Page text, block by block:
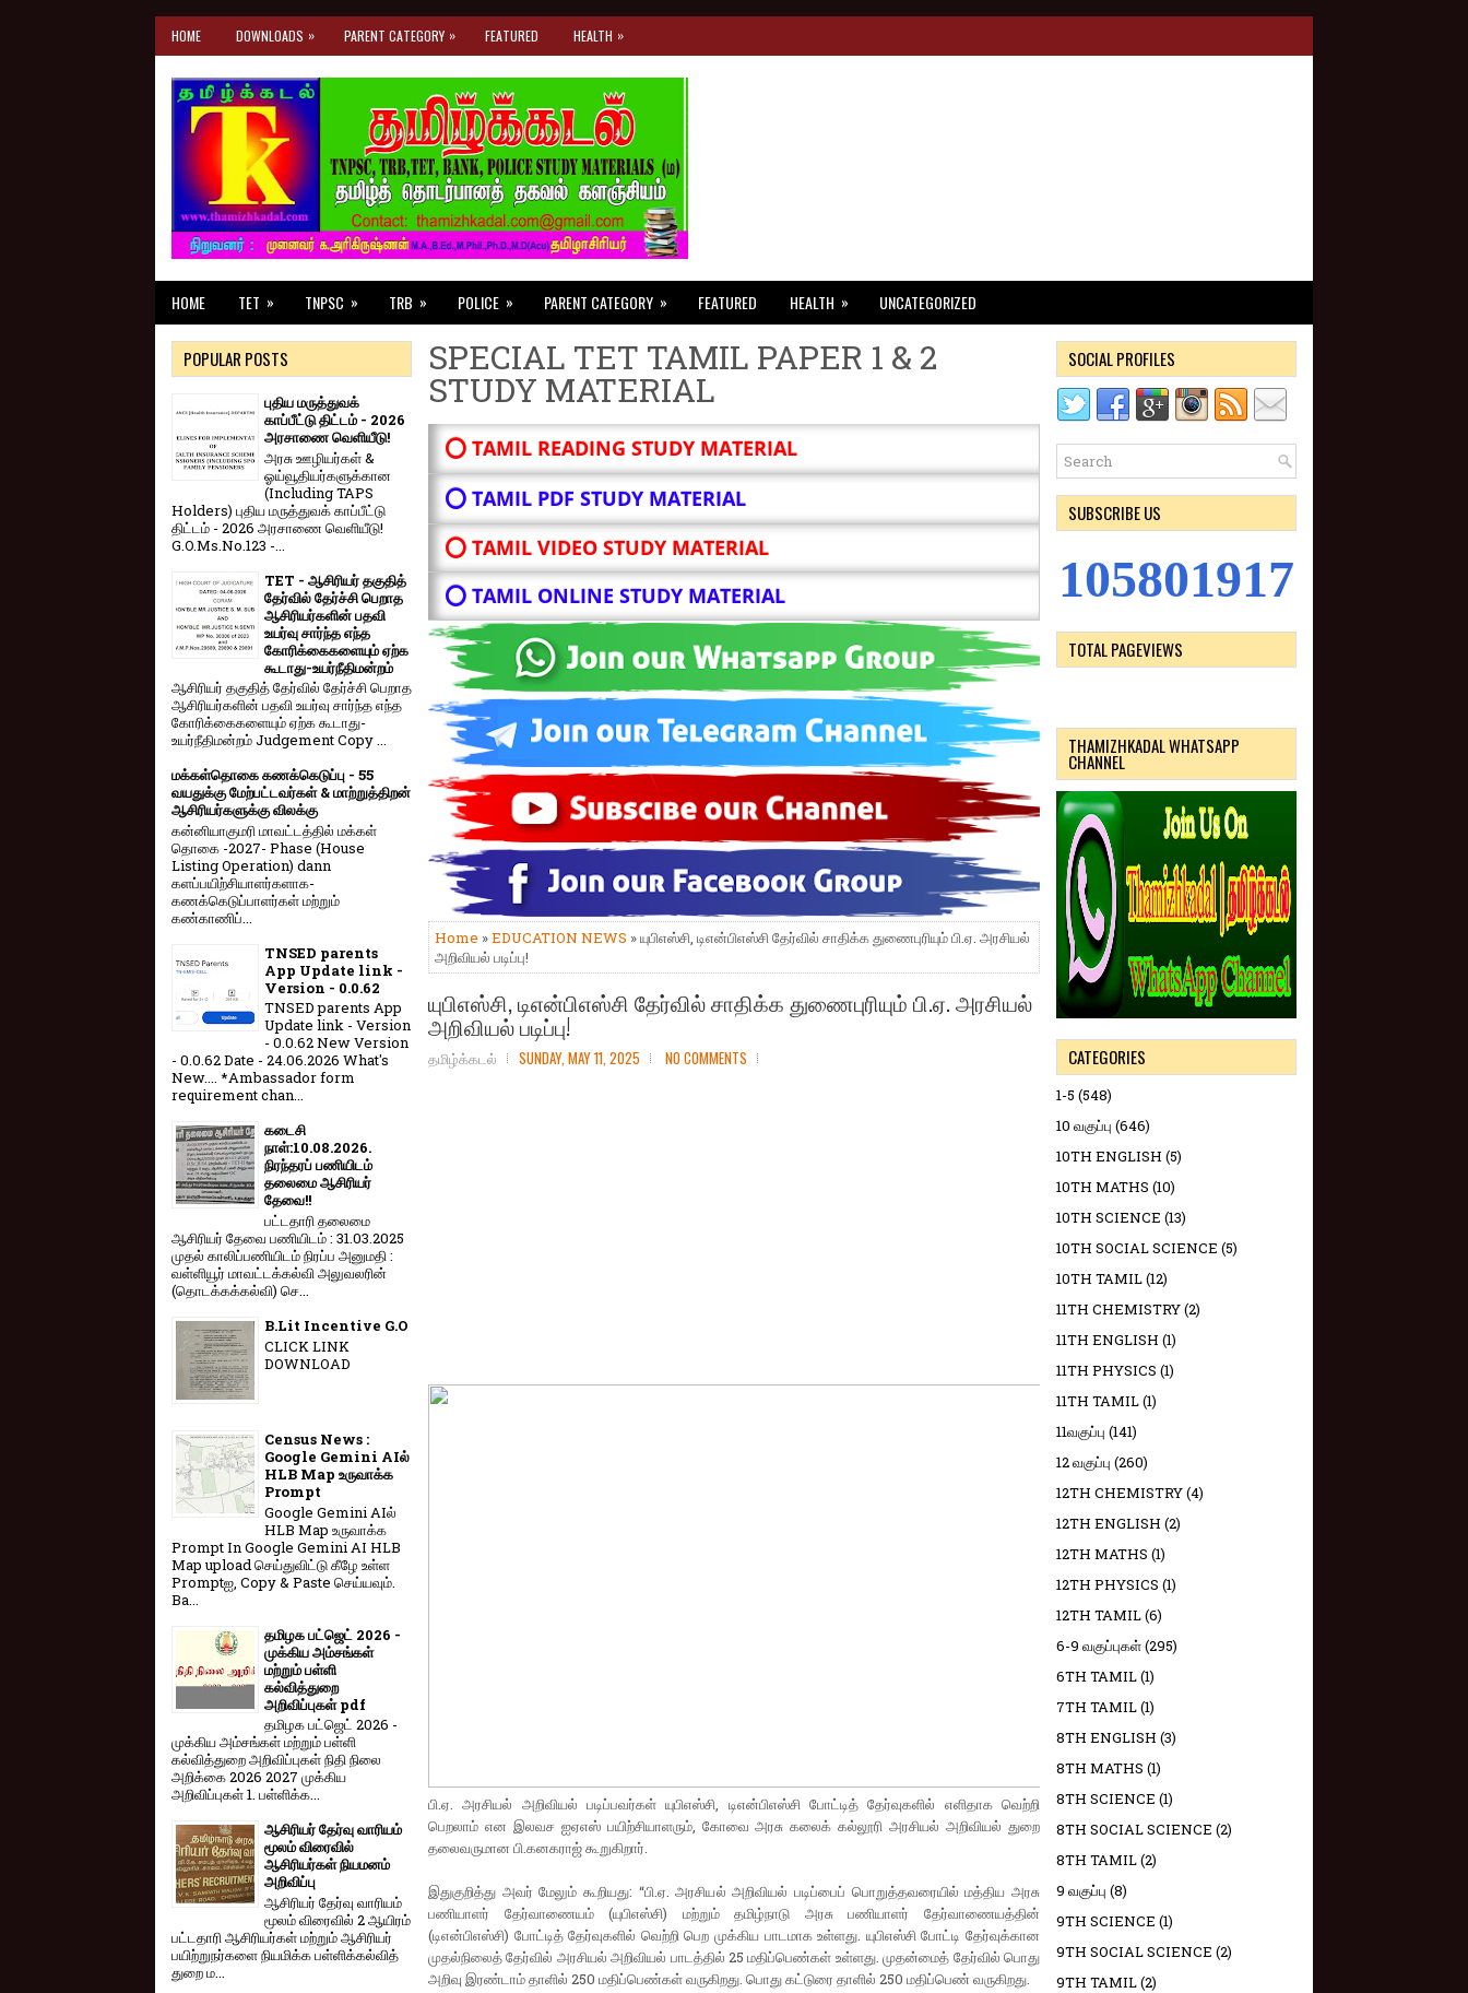
HOME DOWNLOADS » PARENT CATEGORY » FEATURED HEALTH »
HOME TET » TNPSC » TRB » POLICE » PARENT CATEGORY » FEATURED HEALTH » UNCATEGORIZED
SPECIAL TET TAMIL PAPER 1 & 2
STUDY MATERIAL
⭕ TAMIL READING STUDY MATERIAL
⭕ TAMIL PDF STUDY MATERIAL
⭕ TAMIL VIDEO STUDY MATERIAL
⭕ TAMIL ONLINE STUDY MATERIAL
Home »EDUCATION NEWS » யுபிஎஸ்சி, டிஎன்பிஎஸ்சி தேர்வில் சாதிக்க துணைபுரியும் பி.ஏ. அரசியல்
அறிவியல் படிப்பு!
யுபிஎஸ்சி, டிஎன்பிஎஸ்சி தேர்வில் சாதிக்க துணைபுரியும் பி.ஏ. அரசியல்
அறிவியல் படிப்பு!
தமிழ்க்கடல் SUNDAY, MAY 11, 2025 NO COMMENTS
பி.ஏ. அரசியல் அறிவியல் படிப்பவர்கள் யுபிஎஸ்சி, டிஎன்பிஎஸ்சி போட்டித் தேர்வுகளில் எளிதாக வெற்றி
பெறலாம் என இலவச ஐஏஎஸ் பயிற்சியாளரும், கோவை அரசு கலைக் கல்லூரி அரசியல் அறிவியல் துறை
தலைவருமான பி.கனகராஜ் கூறுகிறார்.
இதுகுறித்து அவர் மேலும் கூறியது: “பி.ஏ. அரசியல் அறிவியல் படிப்பைப் பொறுத்தவரையில் மத்திய அரசு
பணியாளர் தேர்வாணையம் (யுபிஎஸ்சி) மற்றும் தமிழ்நாடு அரசு பணியாளர் தேர்வாணையத்தின்
(டிஎன்பிஎஸ்சி) போட்டித் தேர்வுகளில் வெற்றி பெற முக்கிய பாடமாக உள்ளது. யுபிஎஸ்சி போட்டி தேர்வுக்கான
முதல்நிலைத் தேர்வில் அரசியல் அறிவியல் பாடத்தில் 25 மதிப்பெண்கள் உள்ளது. முதன்மைத் தேர்வில் பொது
அறிவு இரண்டாம் தாளில் 250 மதிப்பெண்கள் வருகிறது. பொது கட்டுரை தாளில் 250 மதிப்பெண் வருகிறது.
POPULAR POSTS
புதிய மருத்துவக்
காப்பீட்டு திட்டம் - 2026
அரசாணை வெளியீடு!
அரசு ஊழியர்கள் &
ஓய்வூதியர்களுக்கான
(Including TAPS
Holders) புதிய மருத்துவக் காப்பீட்டு
திட்டம் - 2026 அரசாணை வெளியீடு!
G.O.Ms.No.123 -...
TET - ஆசிரியர் தகுதித்
தேர்வில் தேர்ச்சி பெறாத
ஆசிரியர்களின் பதவி
உயர்வு சார்ந்த எந்த
கோரிக்கைகளையும் ஏற்க
கூடாது-உயர்நீதிமன்றம்
ஆசிரியர் தகுதித் தேர்வில் தேர்ச்சி பெறாத
ஆசிரியர்களின் பதவி உயர்வு சார்ந்த எந்த
கோரிக்கைகளையும் ஏற்க கூடாது-
உயர்நீதிமன்றம் Judgement Copy ...
மக்கள்தொகை கணக்கெடுப்பு - 55
வயதுக்கு மேற்பட்டவர்கள் & மாற்றுத்திறன்
ஆசிரியர்களுக்கு விலக்கு
கன்னியாகுமரி மாவட்டத்தில் மக்கள்
தொகை -2027- Phase (House
Listing Operation) dann
களப்பயிற்சியாளர்களாக-
கணக்கெடுப்பாளர்கள் மற்றும்
கண்காணிப்...
TNSED parents
App Update link -
Version - 0.0.62
TNSED parents App
Update link - Version
- 0.0.62 New Version
- 0.0.62 Date - 24.06.2026 What's
New.... *Ambassador form
requirement chan...
கடைசி
நாள்:10.08.2026.
நிரந்தரப் பணியிடம்
தலைமை ஆசிரியர்
தேவை!!
பட்டதாரி தலைமை
ஆசிரியர் தேவை பணியிடம் : 31.03.2025
முதல் காலிப்பணியிடம் நிரப்ப அனுமதி :
வள்ளியூர் மாவட்டக்கல்வி அலுவலரின்
(தொடக்கக்கல்வி) செ...
B.Lit Incentive G.O
CLICK LINK
DOWNLOAD
Census News :
Google Gemini AIல்
HLB Map உருவாக்க
Prompt
Google Gemini AIல்
HLB Map உருவாக்க
Prompt In Google Gemini AI HLB
Map upload செய்துவிட்டு கீழே உள்ள
Promptஐ, Copy & Paste செய்யவும்.
Ba...
தமிழக பட்ஜெட் 2026 -
முக்கிய அம்சங்கள்
மற்றும் பள்ளி
கல்வித்துறை
அறிவிப்புகள் pdf
தமிழக பட்ஜெட் 2026 -
முக்கிய அம்சங்கள் மற்றும் பள்ளி
கல்வித்துறை அறிவிப்புகள் நிதி நிலை
அறிக்கை 2026 2027 முக்கிய
அறிவிப்புகள் 1. பள்ளிக்க...
ஆசிரியர் தேர்வு வாரியம்
மூலம் விரைவில்
ஆசிரியர்கள் நியமனம்
அறிவிப்பு
ஆசிரியர் தேர்வு வாரி​யம்
மூலம் விரை​வில் 2 ஆயிரம்
பட்​ட​தாரி ஆசிரியர்​கள் மற்​றும் ஆசிரியர்
பயிற்றுநர்​களை நியமிக்க பள்​ளிக்​கல்​வித்​
துறை ம...
SOCIAL PROFILES
SUBSCRIBE US
105801917
TOTAL PAGEVIEWS
THAMIZHKADAL WHATSAPP
CHANNEL
CATEGORIES
1-5 (548)
10 வகுப்பு (646)
10TH ENGLISH (5)
10TH MATHS (10)
10TH SCIENCE (13)
10TH SOCIAL SCIENCE (5)
10TH TAMIL(12)
11TH CHEMISTRY(2)
11TH ENGLISH (1)
11TH PHYSICS (1)
11TH TAMIL(1)
11வகுப்பு (141)
12 வகுப்பு (260)
12TH CHEMISTRY(4)
12TH ENGLISH (2)
12TH MATHS (1)
12TH PHYSICS (1)
12TH TAMIL(6)
6-9 வகுப்புகள்(295)
6TH TAMIL(1)
7TH TAMIL(1)
8TH ENGLISH (3)
8TH MATHS (1)
8TH SCIENCE (1)
8TH SOCIAL SCIENCE (2)
8TH TAMIL(2)
9 வகுப்பு (8)
9TH SCIENCE (1)
9TH SOCIAL SCIENCE (2)
9TH TAMIL(2)